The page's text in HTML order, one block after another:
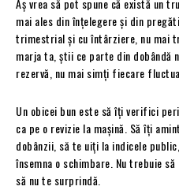
Aș vrea să pot spune că există un
mai ales din înțelegere și din
trimestrial și cu întârziere, nu mai
marja ta, știi ce parte din dobândă
rezervă, nu mai simți fiecare
Un obicei bun este să îți verifici
ca pe o revizie la mașină. Să îți
dobânzii, să te uiți la indicele
însemna o schimbare. Nu trebuie
să nu te surprindă.